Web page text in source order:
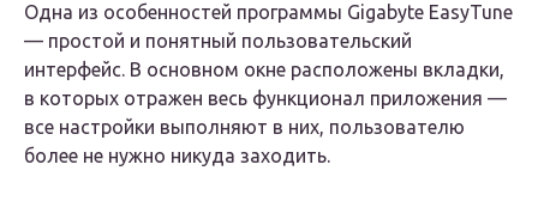
Одна из особенностей программы Gigabyte EasyTune
— простой и понятный пользовательский
интерфейс. В основном окне расположены вкладки,
в которых отражен весь функционал приложения —
все настройки выполняют в них, пользователю
более не нужно никуда заходить.